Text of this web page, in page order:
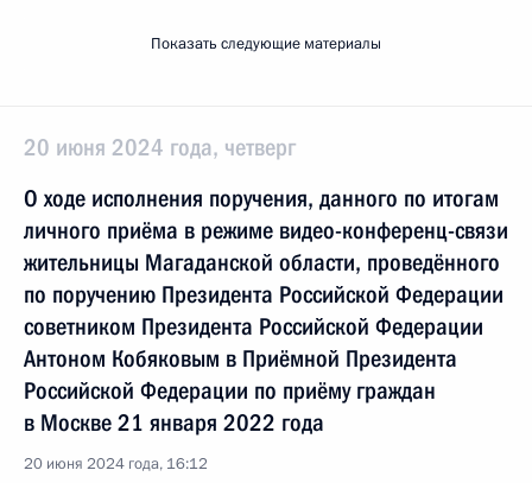
Показать следующие материалы
20 июня 2024 года, четверг
О ходе исполнения поручения, данного по итогам
личного приёма в режиме видео-конференц-связи
жительницы Магаданской области, проведённого
по поручению Президента Российской Федерации
советником Президента Российской Федерации
Антоном Кобяковым в Приёмной Президента
Российской Федерации по приёму граждан
в Москве 21 января 2022 года
20 июня 2024 года, 16:12